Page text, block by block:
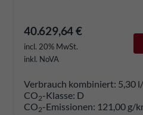
40.629,64 €
incl. 20% MwSt.
inkl. NoVA
Verbrauch kombiniert: 5,30
CO2-Klasse: D
CO2-Emissionen: 121,00 g/